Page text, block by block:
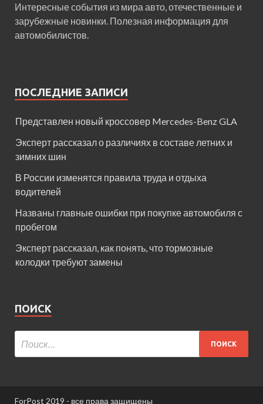
Интересные события из мира авто, отечественные и
зарубежные новинки. Полезная информация для
автомобилистов.
ПОСЛЕДНИЕ ЗАПИСИ
Представлен новый кроссовер Mercedes-Benz GLA
Эксперт рассказал о различиях в составе летних и
зимних шин
В России изменятся правила труда и отдыха
водителей
Названы главные ошибки при покупке автомобиля с
пробегом
Эксперт рассказал, как понять, что тормозные
колодки требуют замены
ПОИСК
ForPost 2019 - все права защищены